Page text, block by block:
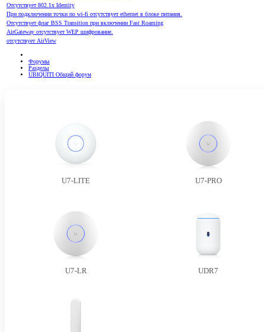
Отсутствует 802.1x Identity
При подключении точки по wi-fi отсутствует ethernet в блоке питания.
Отсутствует флаг BSS Transition при включении Fast Roaming
AirGateway отсутствует WEP шифрование.
отсутствует AirView
Форумы
Разделы
UBIQUITI Общий форум
U7-LITE U7-PRO
U7-LR UDR7